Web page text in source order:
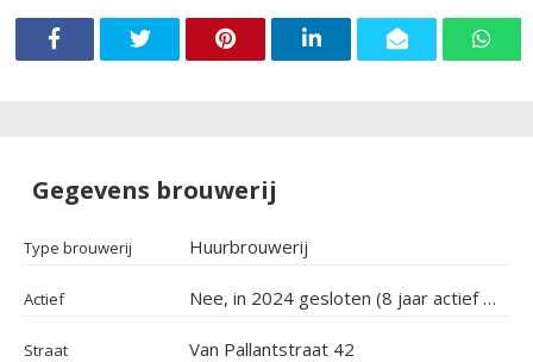
Gegevens brouwerij
Type brouwerij Huurbrouwerij
Actief Nee, in 2024 gesloten (8 jaar actief geweest)
Straat Van Pallantstraat 42